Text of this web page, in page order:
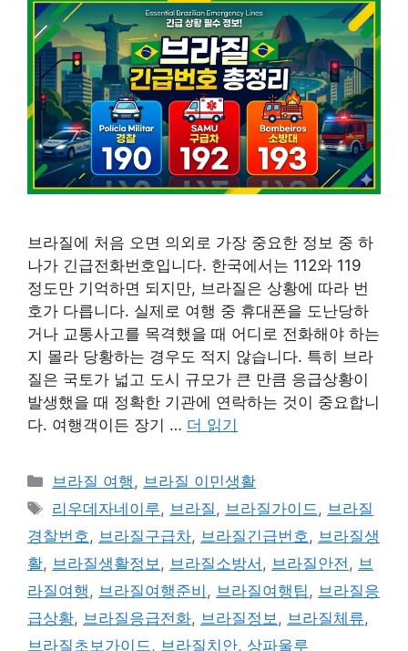
브라질에 처음 오면 의외로 가장 중요한 정보 중 하
나가 긴급전화번호입니다. 한국에서는 112와 119
정도만 기억하면 되지만, 브라질은 상황에 따라 번
호가 다릅니다. 실제로 여행 중 휴대폰을 도난당하
거나 교통사고를 목격했을 때 어디로 전화해야 하는
지 몰라 당황하는 경우도 적지 않습니다. 특히 브라
질은 국토가 넓고 도시 규모가 큰 만큼 응급상황이
발생했을 때 정확한 기관에 연락하는 것이 중요합니
다. 여행객이든 장기 … 더 읽기
카
테
리
브라질 여행, 브라질 이민생활
태
그
리우데자네이루, 브라질, 브라질가이드, 브라질
경찰번호, 브라질구급차, 브라질긴급번호, 브라질생
활, 브라질생활정보, 브라질소방서 , 브라질안전, 브
라질여행, 브라질여행준비 , 브라질여행팁, 브라질응
급상황, 브라질응급전화, 브라질정보, 브라질체류,
브라질초보가이드, 브라질치안, 상파울루